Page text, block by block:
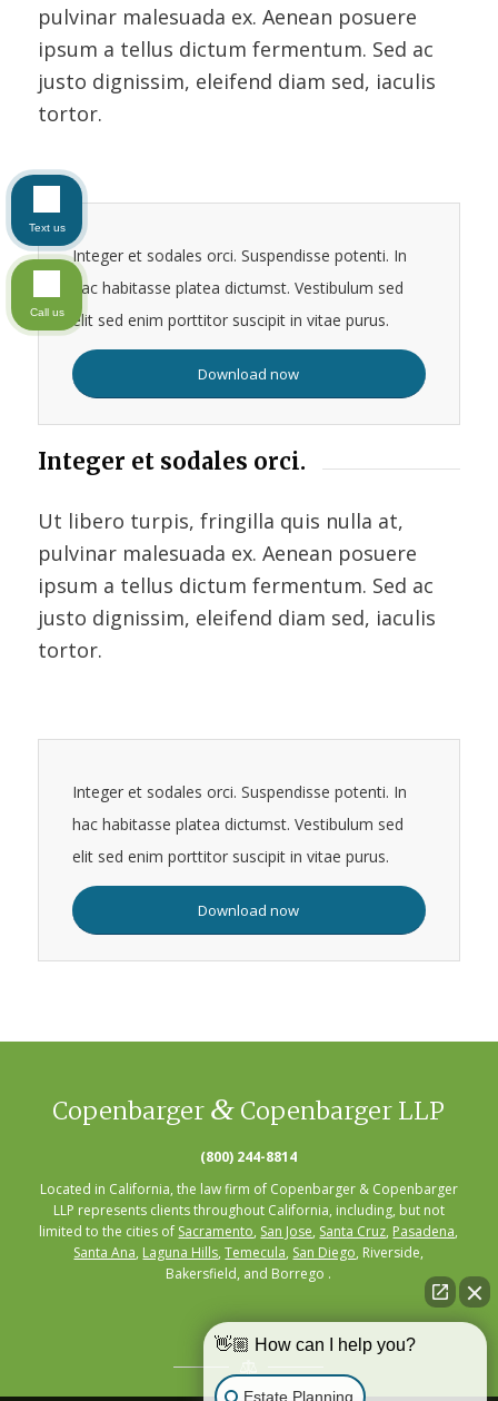
pulvinar malesuada ex. Aenean posuere
ipsum a tellus dictum fermentum. Sed ac
justo dignissim, eleifend diam sed, iaculis
tortor.
Integer et sodales orci. Suspendisse potenti. In
hac habitasse platea dictumst. Vestibulum sed
elit sed enim porttitor suscipit in vitae purus.
Download now
Integer et sodales orci.
Ut libero turpis, fringilla quis nulla at,
pulvinar malesuada ex. Aenean posuere
ipsum a tellus dictum fermentum. Sed ac
justo dignissim, eleifend diam sed, iaculis
tortor.
Integer et sodales orci. Suspendisse potenti. In
hac habitasse platea dictumst. Vestibulum sed
elit sed enim porttitor suscipit in vitae purus.
Download now
Copenbarger & Copenbarger LLP
(800) 244-8814
Located in California, the law firm of Copenbarger & Copenbarger
LLP represents clients throughout California, including, but not
limited to the cities of Sacramento, San Jose, Santa Cruz, Pasadena,
Santa Ana, Laguna Hills,Temecula, San Diego, Riverside,
Bakersfield, and Borrego .
👋🏼 How can I help you?
Estate Planning
Text us
Call us